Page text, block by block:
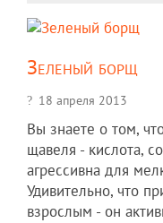
Зеленый борщ
18 апреля 2013
Вы знаете о том,
щавеля - кислота,
агрессивна для
Удивительно, что
взрослым - он